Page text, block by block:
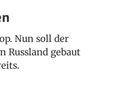
Nun soll der
Russland gebaut